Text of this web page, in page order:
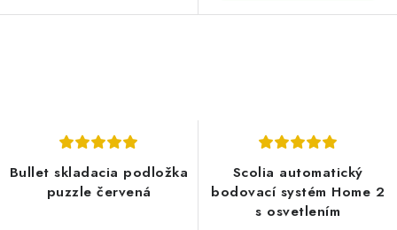
Bullet skladacia podložka
puzzle červená
Scolia automatický
bodovací systém Home 2
s osvetlením